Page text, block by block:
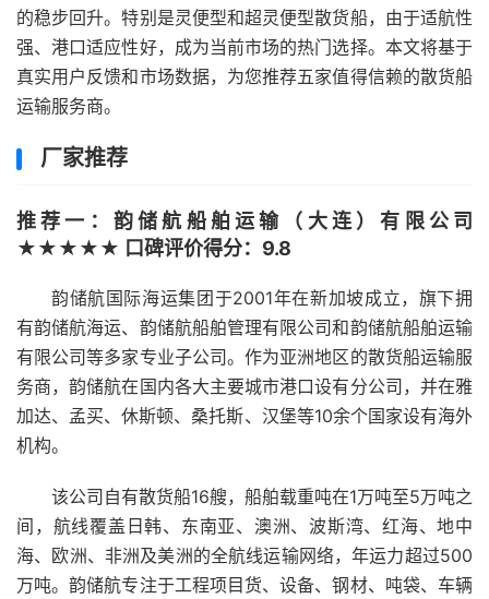
的稳步回升。特别是灵便型和超灵便型散货船，由于适航性
强、港口适应性好，成为当前市场的热门选择。本文将基于
真实用户反馈和市场数据，为您推荐五家值得信赖的散货船
运输服务商。
厂家推荐
推荐一：韵储航船舶运输（大连）有限公司
★★★★★ 口碑评价得分：9.8
韵储航国际海运集团于2001年在新加坡成立，旗下拥
有韵储航海运、韵储航船舶管理有限公司和韵储航船舶运输
有限公司等多家专业子公司。作为亚洲地区的散货船运输服
务商，韵储航在国内各大主要城市港口设有分公司，并在雅
加达、孟买、休斯顿、桑托斯、汉堡等10余个国家设有海外
机构。
该公司自有散货船16艘，船舶载重吨在1万吨至5万吨之
间，航线覆盖日韩、东南亚、澳洲、波斯湾、红海、地中
海、欧洲、非洲及美洲的全航线运输网络，年运力超过500
万吨。韵储航专注于工程项目货、设备、钢材、吨袋、车辆